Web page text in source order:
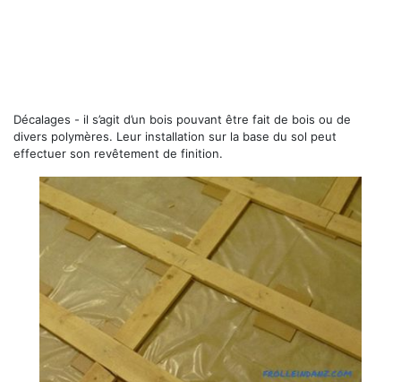
Décalages - il s’agit d’un bois pouvant être fait de bois ou de
divers polymères. Leur installation sur la base du sol peut
effectuer son revêtement de finition.